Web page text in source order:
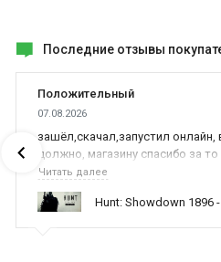
Тут можно
купить ключ Hitman
Последние отзывы
Положительный
07.08.2026
зашёл,скачал,запустил онлайн,
должно, магазину спасибо за
время,нервы и деньги, ребята
поддержку населению и походу
оказываете помощь
Читать далее
Hunt: Showdown 1896